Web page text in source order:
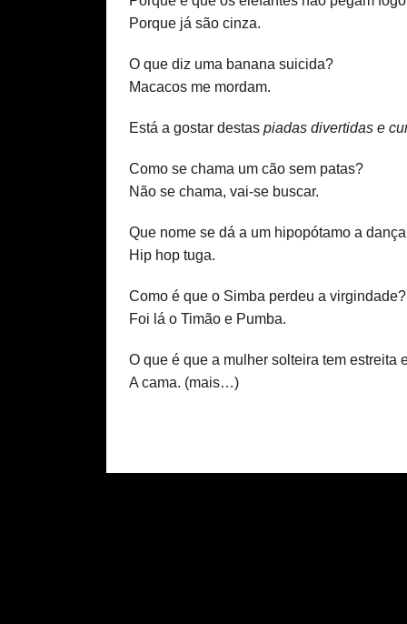
Porque já são cinza.
O que diz uma banana suicida?
Macacos me mordam.
Está a gostar destas piadas divertidas e
Como se chama um cão sem patas?
Não se chama, vai-se buscar.
Que nome se dá a um hipopótamo a
Hip hop tuga.
Como é que o Simba perdeu a virgindade?
Foi lá o Timão e Pumba.
O que é que a mulher solteira tem estreita
A cama. (mais…)